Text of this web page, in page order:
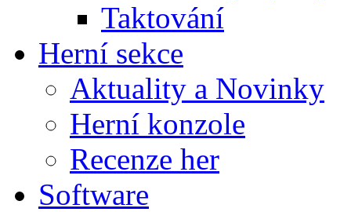
Taktování
Herní sekce
Aktuality a Novinky
Herní konzole
Recenze her
Software